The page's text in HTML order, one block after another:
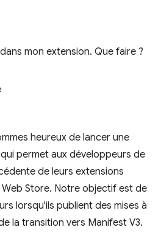
mon extension. Que faire ?
heureux de lancer une
permet aux développeurs de
de leurs extensions
Store. Notre objectif est de
lorsqu'ils publient des mises à
la transition vers Manifest V3.